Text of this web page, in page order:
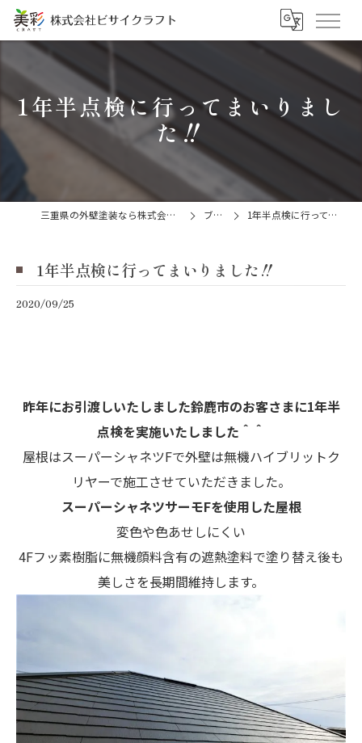
1年半点検に行ってまいりまし
た‼
三重県の外壁塗装なら株式会社ビサイクラフト ブログ 1年半点検に行ってまいりました‼
1年半点検に行ってまいりました‼
2020/09/25
昨年にお引渡しいたしました鈴鹿市のお客さまに1年半
点検を実施いたしました＾＾
屋根はスーパーシャネツFで外壁は無機ハイブリットク
リヤーで施工させていただきました。
スーパーシャネツサーモFを使用した屋根
変色や色あせしにくい
4Fフッ素樹脂に無機顔料含有の遮熱塗料で塗り替え後も
美しさを長期間維持します。